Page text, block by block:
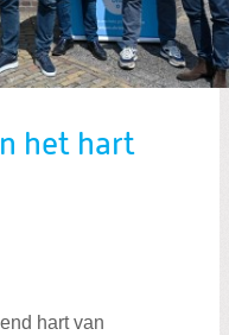
Zoeken
het hart
hart van